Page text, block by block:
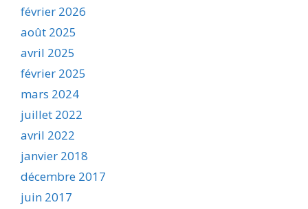
février 2026
août 2025
avril 2025
février 2025
mars 2024
juillet 2022
avril 2022
janvier 2018
décembre 2017
juin 2017